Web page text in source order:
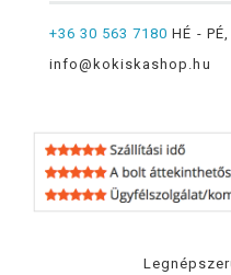
+36 30 563 7180 HÉ -
info@kokiskashop.hu